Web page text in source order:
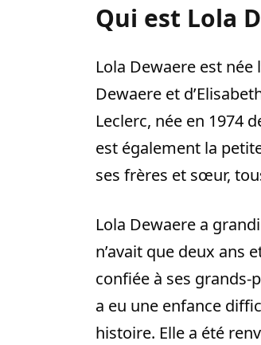
Qui est Lola
Lola Dewaere est
Dewaere et
Leclerc, née en 1974
est également la
ses frères et sœur,
Lola Dewaere a
n’avait que deux ans
confiée à ses grands-
a eu une enfance
histoire. Elle a été